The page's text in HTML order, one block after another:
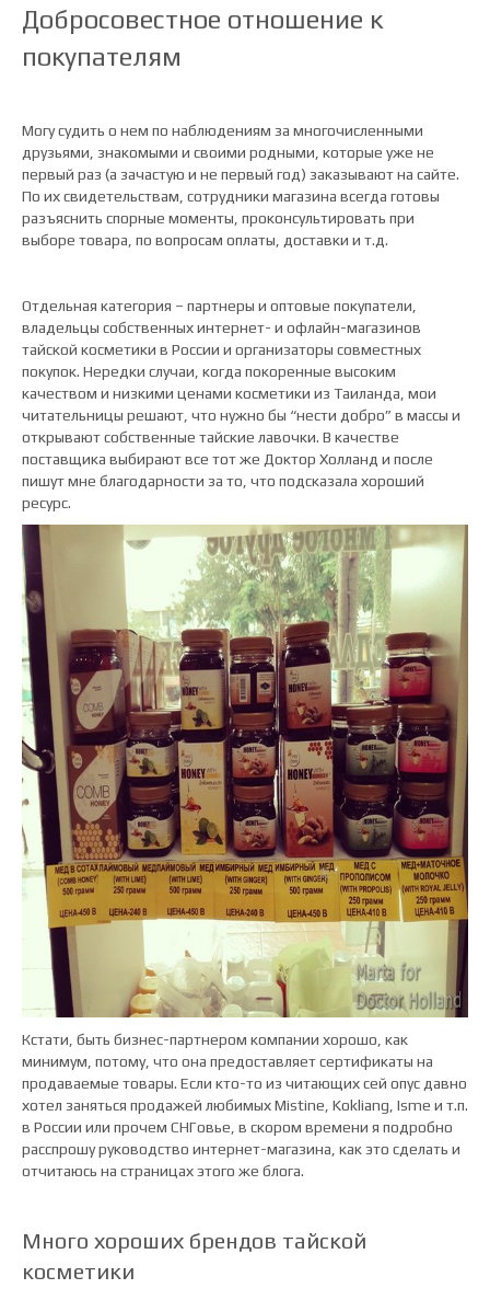
Добросовестное отношение к
покупателям
Могу судить о нем по наблюдениям за многочисленными
друзьями, знакомыми и своими родными, которые уже не
первый раз (а зачастую и не первый год) заказывают на сайте.
По их свидетельствам, сотрудники магазина всегда готовы
разъяснить спорные моменты, проконсультировать при
выборе товара, по вопросам оплаты, доставки и т.д.
Отдельная категория – партнеры и оптовые покупатели,
владельцы собственных интернет- и офлайн-магазинов
тайской косметики в России и организаторы совместных
покупок. Нередки случаи, когда покоренные высоким
качеством и низкими ценами косметики из Таиланда, мои
читательницы решают, что нужно бы “нести добро” в массы и
открывают собственные тайские лавочки. В качестве
поставщика выбирают все тот же Доктор Холланд и после
пишут мне благодарности за то, что подсказала хороший
ресурс.
Кстати, быть бизнес-партнером компании хорошо, как
минимум, потому, что она предоставляет сертификаты на
продаваемые товары. Если кто-то из читающих сей опус давно
хотел заняться продажей любимых Mistine, Kokliang, Isme и т.п.
в России или прочем СНГовье, в скором времени я подробно
расспрошу руководство интернет-магазина, как это сделать и
отчитаюсь на страницах этого же блога.
Много хороших брендов тайской
косметики